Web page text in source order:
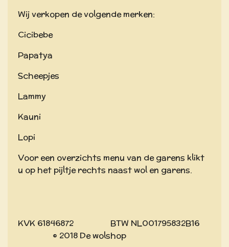
Wij verkopen de volgende merken:
Cicibebe
Papatya
Scheepjes
Lammy
Kauni
Lopi
Voor een overzichts menu van de garens klikt
u op het pijltje rechts naast wol en garens.
KVK 61846872 BTW NL001795832B16
© 2018 De wolshop